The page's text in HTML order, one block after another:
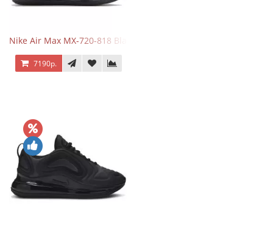
Nike Air Max MX-720-818 Black
7190р.